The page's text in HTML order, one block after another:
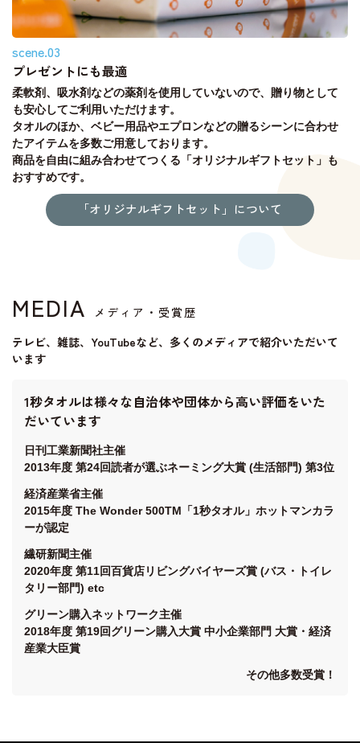
scene.03
プレゼントにも最適
柔軟剤、吸水剤などの薬剤を使用していないので、贈り物として
も安心してご利用いただけます。
タオルのほか、ベビー用品やエプロンなどの贈るシーンに合わせ
たアイテムを多数ご用意しております。
商品を自由に組み合わせてつくる「オリジナルギフトセット」も
おすすめです。
「オリジナルギフトセット」について
MEDIA
メディア・受賞歴
テレビ、雑誌、YouTubeなど、多くのメディアで紹介いただいて
います
1秒タオルは様々な自治体や団体から高い評価をいた
だいています
日刊工業新聞社主催
2013年度 第24回読者が選ぶネーミング大賞 (生活部門) 第3位
経済産業省主催
2015年度 The Wonder 500TM「1秒タオル」ホットマンカラ
ーが認定
繊研新聞主催
2020年度 第11回百貨店リビングバイヤーズ賞 (バス・トイレ
タリー部門) etc
グリーン購入ネットワーク主催
2018年度 第19回グリーン購入大賞 中小企業部門 大賞・経済
産業大臣賞
その他多数受賞！